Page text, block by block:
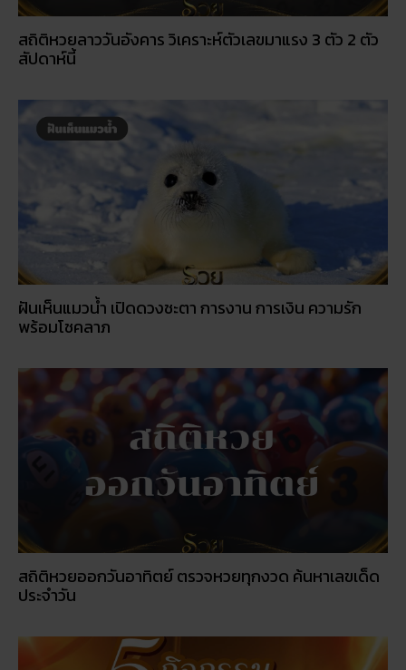
สถิติหวยลาววันอังคาร วิเคราะห์ตัวเลขมาแรง 3 ตัว 2 ตัว
สัปดาห์นี้
ฝันเห็นแมวน้ำ เปิดดวงชะตา การงาน การเงิน ความรัก
พร้อมโชคลาภ
สถิติหวยออกวันอาทิตย์ ตรวจหวยทุกงวด ค้นหาเลขเด็ด
ประจำวัน